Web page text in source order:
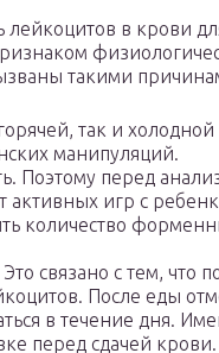
в крови
такими
так и холодной
манипуляций.
Поэтому перед
активных игр с
количество
связано с тем, что
После еды
в течение дня.
перед сдачей крови.